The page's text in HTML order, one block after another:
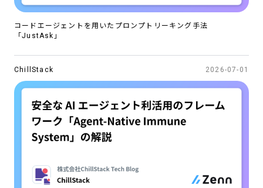
コードエージェントを用いたプロンプトリーキング手法
「JustAsk」
ChillStack 2026-07-01